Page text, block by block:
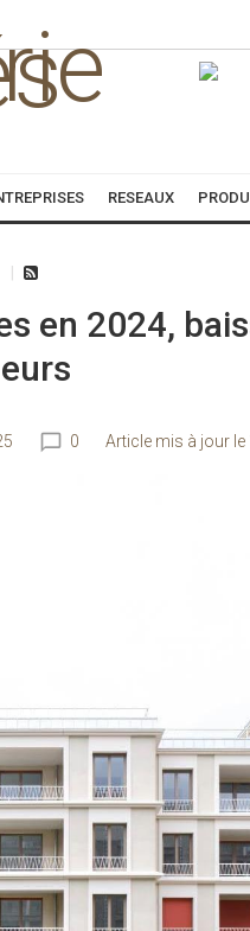
RESEAUX
en 2024,
0 Article mis à jour le